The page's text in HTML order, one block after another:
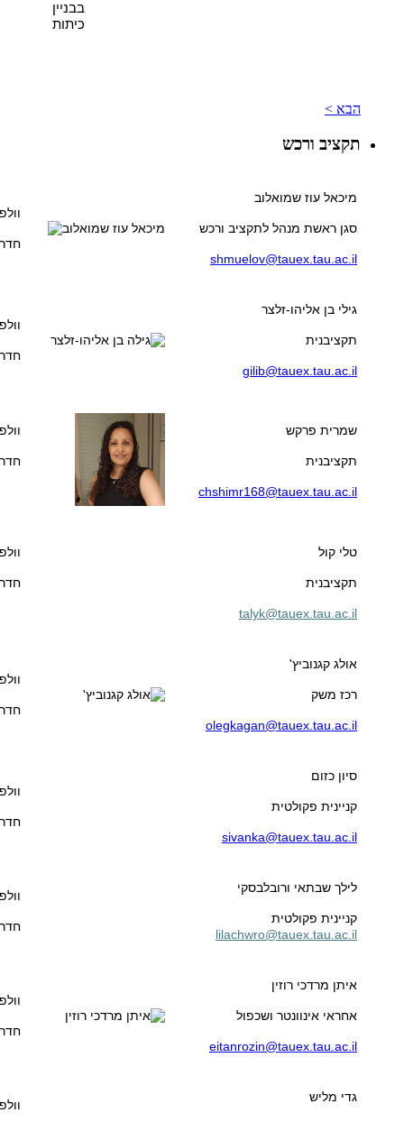
בבניין
כיתות
הבא >
תקציב ורכש
מיכאל עוז שמואלוב
סגן ראשת מנהל לתקציב ורכש
shmuelov@tauex.tau.ac.il
חדר
גילי בן אליהו-זלצר
תקציבנית
gilib@tauex.tau.ac.il
חדר
שמרית פרקש
תקציבנית
chshimr168@tauex.tau.ac.il
חדר
טלי קול
תקציבנית
talyk@tauex.tau.ac.il
חדר
אולג קגנוביץ'
רכז משק
olegkagan@tauex.tau.ac.il
חדר
סיון כזום
קניינית פקולטית
sivanka@tauex.tau.ac.il
חדר
לילך שבתאי ורובלבסקי
קניינית פקולטית
lilachwro@tauex.tau.ac.il
חדר
איתן מרדכי רוזין
אחראי אינוונטר ושכפול
eitanrozin@tauex.tau.ac.il
חדר
גדי מליש